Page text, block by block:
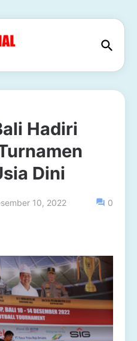
Hadiri
Dini
10, 2022 0